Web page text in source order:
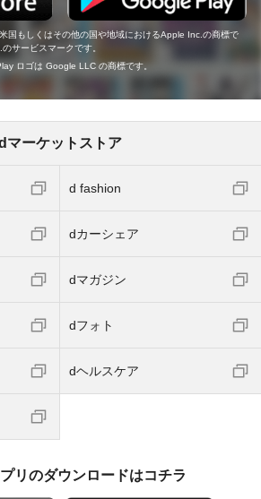
国もしくはその他の国や地域におけるApple Inc.の商標で
サービスマークです。
ロゴは Google LLC の商標です。
マーケットストア
d fashion
dカーシェア
dマガジン
dフォト
dヘルスケア
リのダウンロードはコチラ